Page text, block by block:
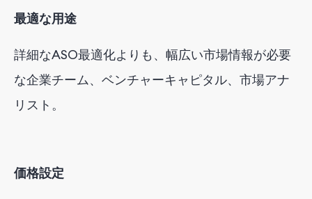
最適な用途
詳細なASO最適化よりも、幅広い市場情報が必要
な企業チーム、ベンチャーキャピタル、市場アナ
リスト。
価格設定